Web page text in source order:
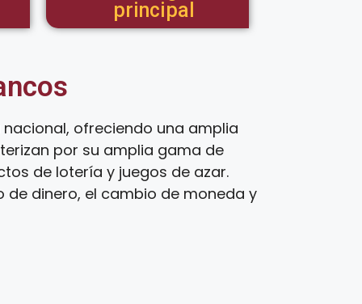
principal
ofreciendo una amplia
por su amplia gama de
de lotería y juegos de azar.
dinero, el cambio de moneda y